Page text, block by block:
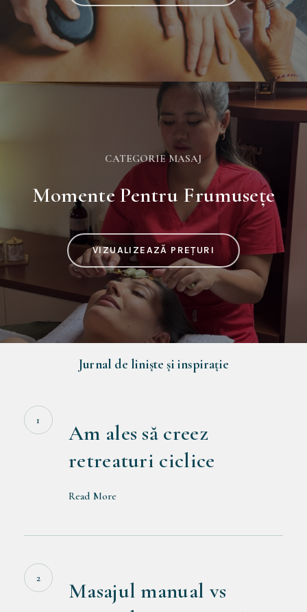
CATEGORIE MASAJ
Momente Pentru Frumusețe
VIZUALIZEAZĂ PREȚURI
Jurnal de liniște și inspirație
ales
să
retreaturi
Am ales să creez
retreaturi ciclice
Read More
manual
vs
Masajul manual vs